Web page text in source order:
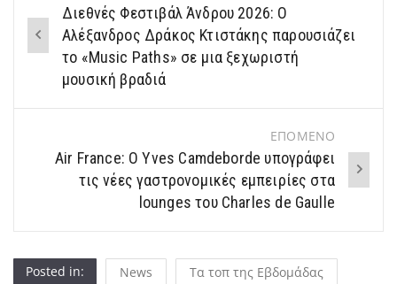
navigation
Διεθνές Φεστιβάλ Άνδρου 2026: Ο
Αλέξανδρος Δράκος Κτιστάκης παρουσιάζει
το «Music Paths» σε μια ξεχωριστή
μουσική βραδιά
ΕΠΟΜΕΝΟ
Air France: Ο Yves Camdeborde υπογράφει
τις νέες γαστρονομικές εμπειρίες στα
lounges του Charles de Gaulle
Posted in: News Τα τοπ της Εβδομάδας